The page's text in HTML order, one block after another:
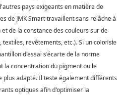
pays exigeants en matière de
de JMK Smarttravaillent sans relâche à
de la constance des couleurs sur de
revêtements, etc.). Si un coloriste
d'essai s'écarte de la norme
la concentration du pigment ou le
adapté. Il teste également différents
optiques afin d'optimiser la